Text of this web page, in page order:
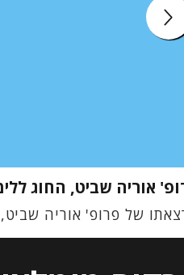
אוריה שביט, החוג
של פרופ' אוריה